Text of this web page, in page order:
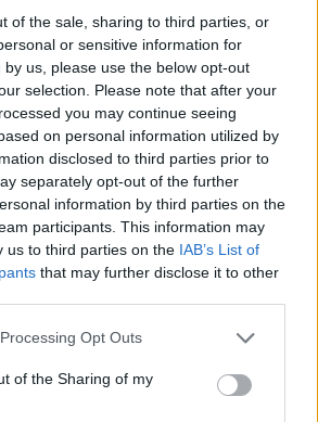
of the sale, sharing to third parties, or
or sensitive information for
us, please use the below opt-out
selection. Please note that after your
you may continue seeing
on personal information utilized by
disclosed to third parties prior to
separately opt-out of the further
information by third parties on the
participants. This information may
us to third parties on the IAB’s List of
that may further disclose it to other
Opt Outs
of the Sharing of my
szombat
ünnepelnek a
vadászok